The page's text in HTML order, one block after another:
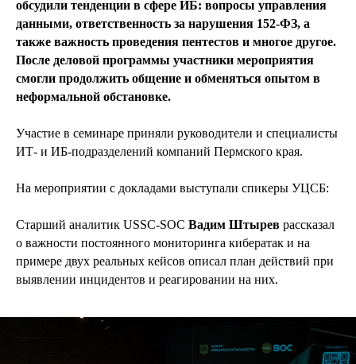
обсудили тенденции в сфере ИБ: вопросы управления
данными, ответственность за нарушения 152-ФЗ, а
также важность проведения пентестов и многое другое.
После деловой программы участники мероприятия
смогли продолжить общение и обменяться опытом в
неформальной обстановке.
Участие в семинаре приняли руководители и специалисты
ИТ- и ИБ-подразделений компаний Пермского края.
На мероприятии с докладами выступали спикеры УЦСБ:
Старший аналитик USSC-SOC Вадим Штырев рассказал
о важности постоянного мониторинга кибератак и на
примере двух реальных кейсов описал план действий при
выявлении инцидентов и реагировании на них.